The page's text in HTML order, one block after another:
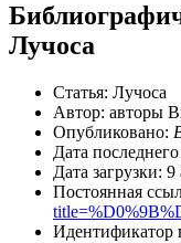
Лучоса
Статья: Лучоса
Автор: авторы
Опубликовано:
Дата
Дата загрузки:
Постоянная
Идентификатор